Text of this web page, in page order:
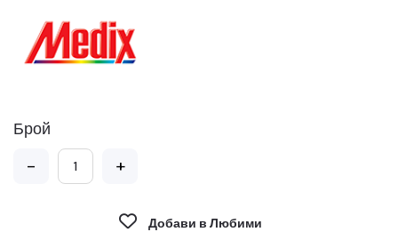
Брой
- +
Добави в Любими